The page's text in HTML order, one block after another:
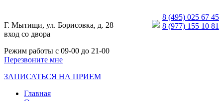
8 (495) 025 67 45
8 (977) 155 10 81
Г. Мытищи, ул. Борисовка, д. 28
вход со двора
Режим работы с 09-00 до 21-00
Перезвоните мне
ЗАПИСАТЬСЯ НА ПРИЕМ
Главная